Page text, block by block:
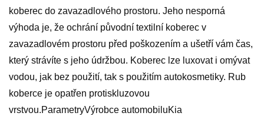
koberec do zavazadlového prostoru. Jeho nesporná
výhoda je, že ochrání původní textilní koberec v
zavazadlovém prostoru před poškozením a ušetří vám čas,
který strávíte s jeho údržbou. Koberec lze luxovat i omývat
vodou, jak bez použití, tak s použitím autokosmetiky. Rub
koberce je opatřen protiskluzovou
vrstvou.ParametryVýrobce automobiluKia